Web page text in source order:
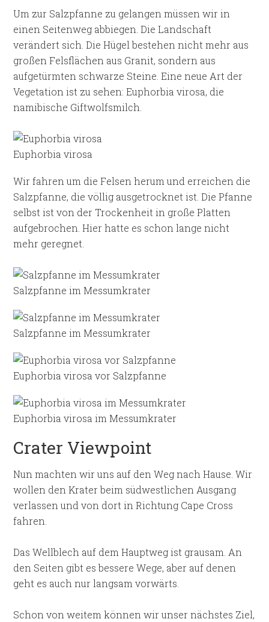
Um zur Salzpfanne zu gelangen müssen wir in
einen Seitenweg abbiegen. Die Landschaft
verändert sich. Die Hügel bestehen nicht mehr aus
großen Felsflächen aus Granit, sondern aus
aufgetürmten schwarze Steine. Eine neue Art der
Vegetation ist zu sehen: Euphorbia virosa, die
namibische Giftwolfsmilch.
Euphorbia virosa
Wir fahren um die Felsen herum und erreichen die
Salzpfanne, die völlig ausgetrocknet ist. Die Pfanne
selbst ist von der Trockenheit in große Platten
aufgebrochen. Hier hatte es schon lange nicht
mehr geregnet.
Salzpfanne im Messumkrater
Salzpfanne im Messumkrater
Euphorbia virosa vor Salzpfanne
Euphorbia virosa im Messumkrater
Crater Viewpoint
Nun machten wir uns auf den Weg nach Hause. Wir
wollen den Krater beim südwestlichen Ausgang
verlassen und von dort in Richtung Cape Cross
fahren.
Das Wellblech auf dem Hauptweg ist grausam. An
den Seiten gibt es bessere Wege, aber auf denen
geht es auch nur langsam vorwärts.
Schon von weitem können wir unser nächstes Ziel,